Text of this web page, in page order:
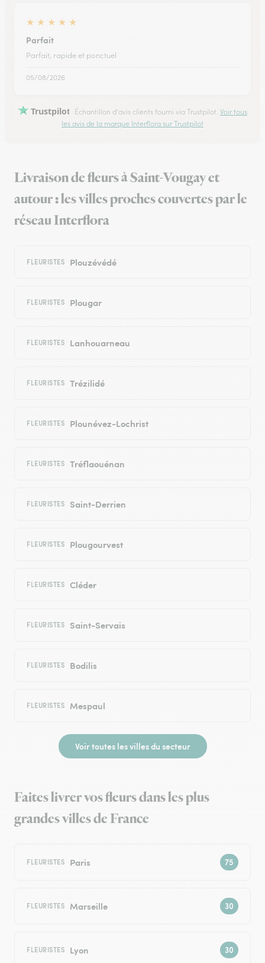
★ ★ ★ ★ ★
Parfait
Parfait, rapide et ponctuel
05/08/2026
Trustpilot Échantillon d'avis clients fourni via Trustpilot. Voir tous
les avis de la marque Interflora sur Trustpilot
Livraison de fleurs à Saint-Vougay et
autour : les villes proches couvertes par le
réseau Interflora
FLEURISTES Plouzévédé
FLEURISTES Plougar
FLEURISTES Lanhouarneau
FLEURISTES Trézilidé
FLEURISTES Plounévez-Lochrist
FLEURISTES Tréflaouénan
FLEURISTES Saint-Derrien
FLEURISTES Plougourvest
FLEURISTES Cléder
FLEURISTES Saint-Servais
FLEURISTES Bodilis
FLEURISTES Mespaul
Voir toutes les villes du secteur
Faites livrer vos fleurs dans les plus
grandes villes de France
FLEURISTES Paris
FLEURISTES Marseille
FLEURISTES Lyon